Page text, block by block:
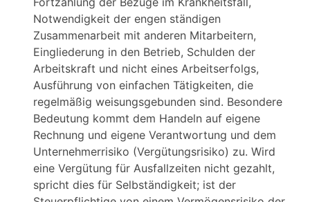
Notwendigkeit der engen ständigen
Zusammenarbeit mit anderen Mitarbeitern,
Eingliederung in den Betrieb, Schulden der
Arbeitskraft und nicht eines Arbeitserfolgs,
Ausführung von einfachen Tätigkeiten, die
regelmäßig weisungsgebunden sind. Besondere
Bedeutung kommt dem Handeln auf eigene
Rechnung und eigene Verantwortung und dem
Unternehmerrisiko (Vergütungsrisiko) zu. Wird
eine Vergütung für Ausfallzeiten nicht gezahlt,
spricht dies für Selbständigkeit; ist der